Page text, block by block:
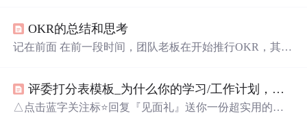
OKR的总结和思考
记在前面 在前一段时间，团队老板在开始推行OKR，其中
好放到文档里，月底再做一次回顾，这样大家会有一个明
确的目标，我上个月已经做了并在月底进行了回顾评估，
评委打分表模板_为什么你的学习/工作计划，总是执行不下去？（附计划表模板）...
△点击蓝字关注标⭐回复『见面礼』送你一份超实用的成